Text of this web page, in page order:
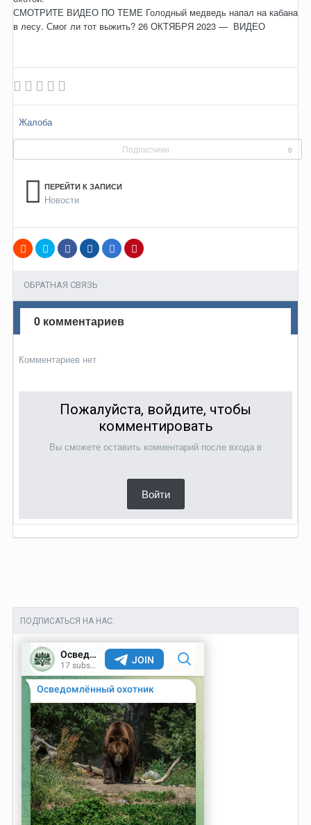
СМОТРИТЕ ВИДЕО ПО ТЕМЕ Голодный медведь напал на кабана
в лесу. Смог ли тот выжить? 26 ОКТЯБРЯ 2023 — ВИДЕО
Жалоба
Подписчики 0
ПЕРЕЙТИ К ЗАПИСИ
Новости
ОБРАТНАЯ СВЯЗЬ
0 комментариев
Комментариев нет
Пожалуйста, войдите, чтобы
комментировать
Вы сможете оставить комментарий после входа в
Войти
ПОДПИСАТЬСЯ НА НАС: